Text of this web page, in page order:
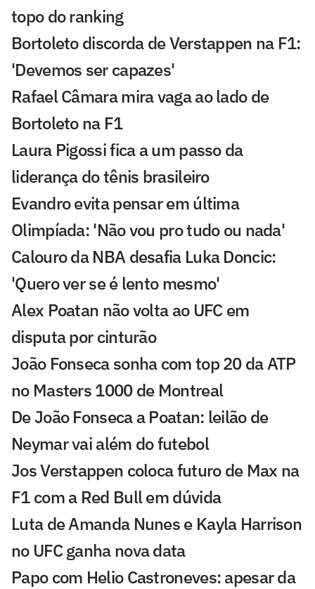
topo do ranking
Bortoleto discorda de Verstappen na F1:
'Devemos ser capazes'
Rafael Câmara mira vaga ao lado de
Bortoleto na F1
Laura Pigossi fica a um passo da
liderança do tênis brasileiro
Evandro evita pensar em última
Olimpíada: 'Não vou pro tudo ou nada'
Calouro da NBA desafia Luka Doncic:
'Quero ver se é lento mesmo'
Alex Poatan não volta ao UFC em
disputa por cinturão
João Fonseca sonha com top 20 da ATP
no Masters 1000 de Montreal
De João Fonseca a Poatan: leilão de
Neymar vai além do futebol
Jos Verstappen coloca futuro de Max na
F1 com a Red Bull em dúvida
Luta de Amanda Nunes e Kayla Harrison
no UFC ganha nova data
Papo com Helio Castroneves: apesar da